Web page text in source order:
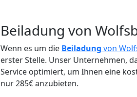
Beiladung von
Wenn es um die Beiladung von
erster Stelle. Unser Unternehmen,
Service optimiert, um Ihnen eine
nur 285€ anzubieten.